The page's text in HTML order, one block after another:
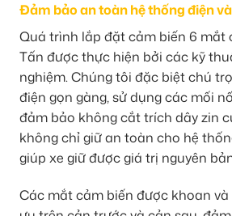
Đảm bảo an toàn hệ thống điện
Quá trình lắp đặt cảm biến 6 mắt
Tấn được thực hiện bởi các kỹ
nghiệm. Chúng tôi đặc biệt chú
điện gọn gàng, sử dụng các mối
đảm bảo không cắt trích dây zin
không chỉ giữ an toàn cho hệ
giúp xe giữ được giá trị nguyên
Các mắt cảm biến được khoan